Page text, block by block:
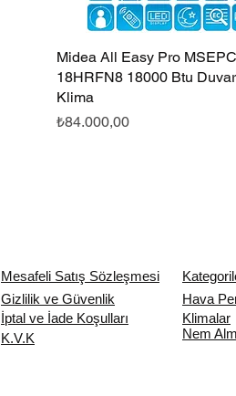
Hızlı Bakış
Midea All Easy Pro
18HRFN8 18000 Btu
Klima
Fiyat
₺84.000,00
Mesafeli Satış Sözleşmesi
Gizlilik ve Güvenlik
İptal ve İade Koşulları
K.V.K
Hava
Klimalar
Nem